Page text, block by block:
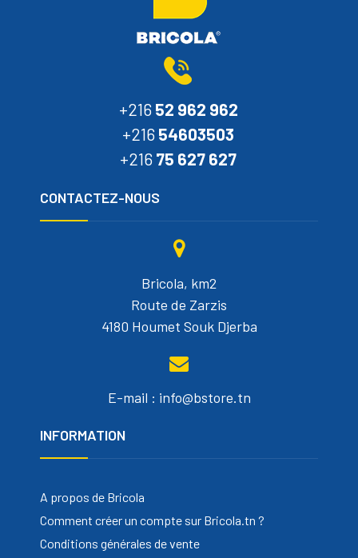
+216 52 962 962
+216 54603503
+216 75 627 627
CONTACTEZ-NOUS
Bricola, km2
Route de Zarzis
4180 Houmet Souk Djerba
E-mail : info@bstore.tn
INFORMATION
A propos de Bricola
Comment créer un compte sur Bricola.tn ?
Conditions générales de vente